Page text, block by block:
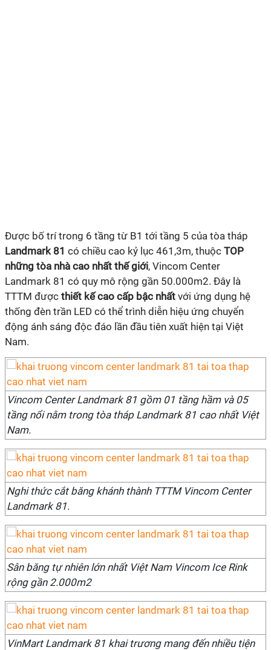
Được bố trí trong 6 tầng từ B1 tới tầng 5 của tòa tháp
Landmark 81 có chiều cao kỷ lục 461,3m, thuộc TOP
những tòa nhà cao nhất thế giới, Vincom Center
Landmark 81 có quy mô rộng gần 50.000m2. Đây là
TTTM được thiết kế cao cấp bậc nhất với ứng dụng hệ
thống đèn trần LED có thể trình diễn hiệu ứng chuyển
động ánh sáng độc đáo lần đầu tiên xuất hiện tại Việt
Nam.
Vincom Center Landmark 81 gồm 01 tầng hầm và 05
tầng nổi nằm trong tòa tháp Landmark 81 cao nhất Việt
Nam.
Nghi thức cắt băng khánh thành TTTM Vincom Center
Landmark 81.
Sân băng tự nhiên lớn nhất Việt Nam Vincom Ice Rink
rộng gần 2.000m2
VinMart Landmark 81 khai trương mang đến nhiều tiện